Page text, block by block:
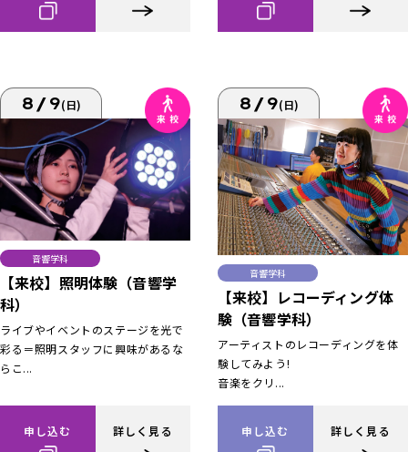
8/9(日)
音響学科
【来校】照明体験（音響学
科）
ライブやイベントのステージを光で
彩る＝照明スタッフに興味があるな
らこ...
申し込む 詳しく見る
8/9(日)
音響学科
【来校】レコーディング体
験（音響学科）
アーティストのレコーディングを体
験してみよう!
音楽をクリ...
申し込む 詳しく見る